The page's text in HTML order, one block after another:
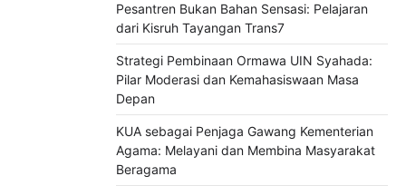
Pesantren Bukan Bahan Sensasi: Pelajaran
dari Kisruh Tayangan Trans7
Strategi Pembinaan Ormawa UIN Syahada:
Pilar Moderasi dan Kemahasiswaan Masa
Depan
KUA sebagai Penjaga Gawang Kementerian
Agama: Melayani dan Membina Masyarakat
Beragama